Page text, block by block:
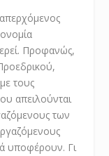
Προφανώς,
τους
απειλούνται
των
υποφέρουν. Γι